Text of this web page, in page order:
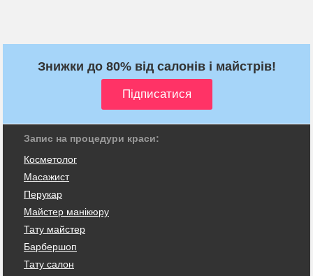
Знижки до 80% від салонів і майстрів!
Запис на процедури краси:
Косметолог
Масажист
Перукар
Майстер манікюру
Тату майстер
Барбершоп
Тату салон